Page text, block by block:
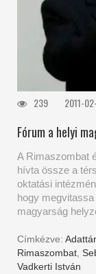
239 2011-
Fórum a helyi
A Rimaszombat
hívta össze a
oktatási
hogy
magyarság
Címkézve: Adattár
Rimaszombat,
Vadkerti István